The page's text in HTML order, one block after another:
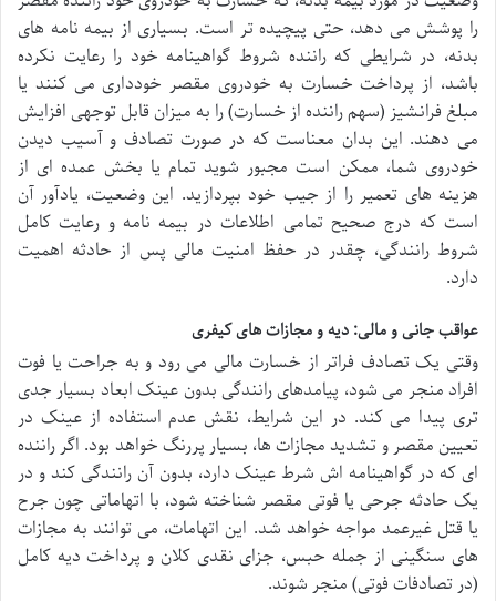
را پوشش می دهد، حتی پیچیده تر است. بسیاری از بیمه نامه های
بدنه، در شرایطی که راننده شروط گواهینامه خود را رعایت نکرده
باشد، از پرداخت خسارت به خودروی مقصر خودداری می کنند یا
مبلغ فرانشیز (سهم راننده از خسارت) را به میزان قابل توجهی افزایش
می دهند. این بدان معناست که در صورت تصادف و آسیب دیدن
خودروی شما، ممکن است مجبور شوید تمام یا بخش عمده ای از
هزینه های تعمیر را از جیب خود بپردازید. این وضعیت، یادآور آن
است که درج صحیح تمامی اطلاعات در بیمه نامه و رعایت کامل
شروط رانندگی، چقدر در حفظ امنیت مالی پس از حادثه اهمیت
دارد.
عواقب جانی و مالی: دیه و مجازات های کیفری
وقتی یک تصادف فراتر از خسارت مالی می رود و به جراحت یا فوت
افراد منجر می شود، پیامدهای رانندگی بدون عینک ابعاد بسیار جدی
تری پیدا می کند. در این شرایط، نقش عدم استفاده از عینک در
تعیین مقصر و تشدید مجازات ها، بسیار پررنگ خواهد بود. اگر راننده
ای که در گواهینامه اش شرط عینک دارد، بدون آن رانندگی کند و در
یک حادثه جرحی یا فوتی مقصر شناخته شود، با اتهاماتی چون جرح
یا قتل غیرعمد مواجه خواهد شد. این اتهامات، می توانند به مجازات
های سنگینی از جمله حبس، جزای نقدی کلان و پرداخت دیه کامل
(در تصادفات فوتی) منجر شوند.